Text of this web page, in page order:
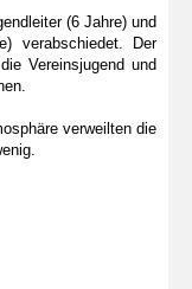
(6 Jahre) und
verabschiedet. Der
Vereinsjugend und
verweilten die